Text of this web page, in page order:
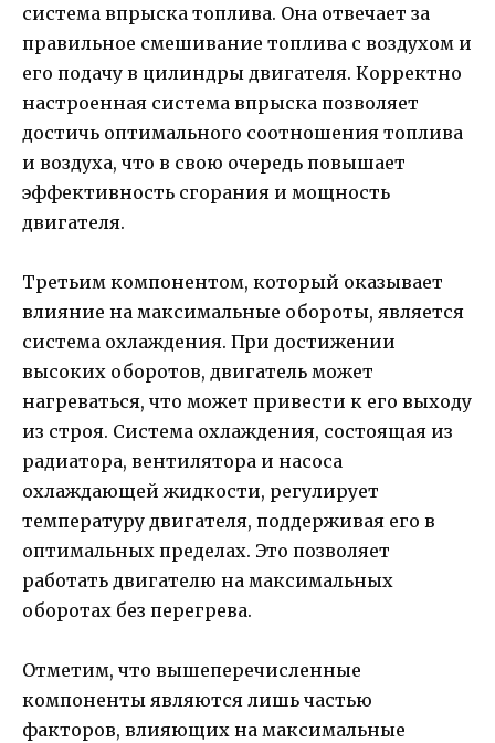
система впрыска топлива. Она отвечает за
правильное смешивание топлива с воздухом и
его подачу в цилиндры двигателя. Корректно
настроенная система впрыска позволяет
достичь оптимального соотношения топлива
и воздуха, что в свою очередь повышает
эффективность сгорания и мощность
двигателя.
Третьим компонентом, который оказывает
влияние на максимальные обороты, является
система охлаждения. При достижении
высоких оборотов, двигатель может
нагреваться, что может привести к его выходу
из строя. Система охлаждения, состоящая из
радиатора, вентилятора и насоса
охлаждающей жидкости, регулирует
температуру двигателя, поддерживая его в
оптимальных пределах. Это позволяет
работать двигателю на максимальных
оборотах без перегрева.
Отметим, что вышеперечисленные
компоненты являются лишь частью
факторов, влияющих на максимальные